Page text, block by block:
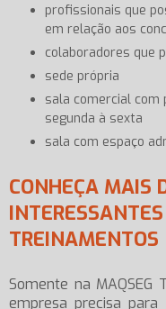
profissionais que
em relação aos
colaboradores que
sede própria
sala comercial com
segunda à sexta
sala com espaço
CONHEÇA MAIS
TREINAMENTOS
Somente na MAQSEG
empresa precisa para